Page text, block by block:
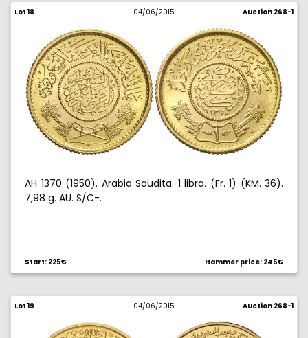
Lot 18 04/06/2015 Auction 268-1
AH 1370 (1950). Arabia Saudita. 1 libra. (Fr. 1) (KM. 36).
7,98 g. AU. S/C-.
Start: 225€ Hammer price: 245€
Lot 19 04/06/2015 Auction 268-1